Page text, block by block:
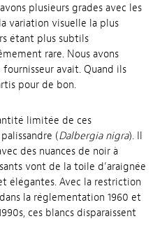
plusieurs grades avec les
variation visuelle la plus
étant plus subtils
rare. Nous avons
avait. Quand ils
pour de bon.
limitée de ces
(Dalbergia nigra). Il
des nuances de noir à
vont de la toile d’araignée
élégantes. Avec la restriction
la réglementation 1960 et
ces blancs disparaissent